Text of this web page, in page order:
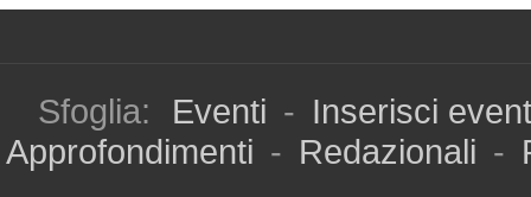
Sfoglia: Eventi - Inserisci
Approfondimenti - Redazionali -